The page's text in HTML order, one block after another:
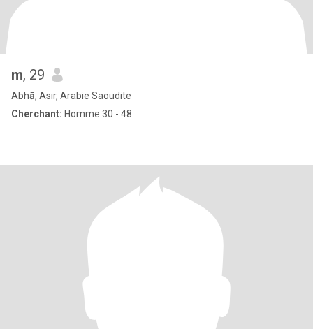
m, 29
Abhā, Asir, Arabie Saoudite
Cherchant: Homme 30 - 48